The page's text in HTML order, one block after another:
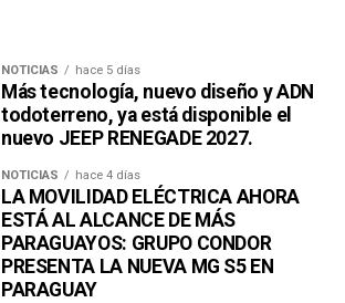
NOTICIAS hace 5 días
Más tecnología, nuevo diseño y ADN
todoterreno, ya está disponible el
nuevo JEEP RENEGADE 2027.
NOTICIAS hace 4 días
LA MOVILIDAD ELÉCTRICA AHORA
ESTÁ AL ALCANCE DE MÁS
PARAGUAYOS: GRUPO CONDOR
PRESENTA LA NUEVA MG S5 EN
PARAGUAY